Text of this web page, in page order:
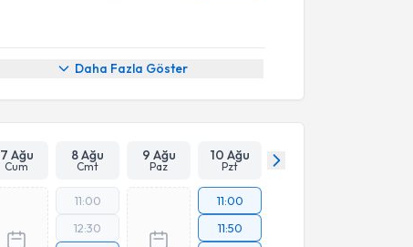
Daha Fazla Göster
7 Ağu
Cum
8 Ağu
Cmt
9 Ağu
Paz
10 Ağu
Pzt
11:00
12:30
11:00
11:50